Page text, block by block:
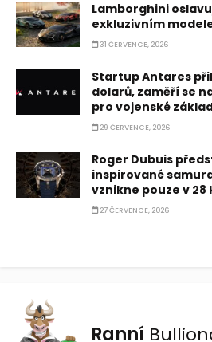
Lamborghini
exkluzivním
31 ČERVENCE, 2026
Startup Antares
dolarů, zaměří se
pro vojenské
29 ČERVENCE, 2026
Roger Dubuis
inspirované
vznikne pouze v 28
27 ČERVENCE, 2026
Ranní